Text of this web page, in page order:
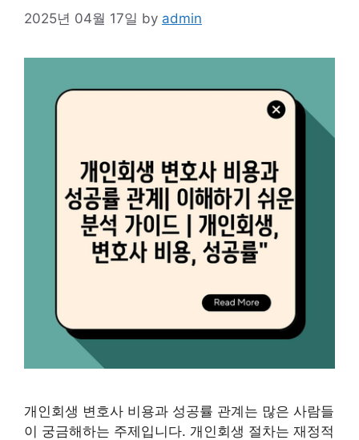
2025년 04월 17일 by admin
개인회생 변호사 비용과 성공률 관계는 많은 사람들
이 궁금해하는 주제입니다. 개인회생 절차는 재정적